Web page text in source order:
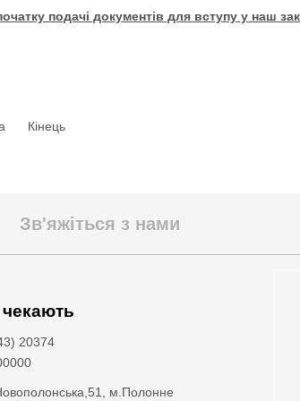
подачі документів для вступу у наш
Кінець
Зв'яжіться з нами
20374
м.Полонне